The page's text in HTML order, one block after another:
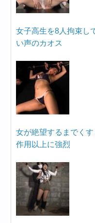
女子高生を8人拘束し
い声のカオス
女が絶望するまでく
作用以上に強烈